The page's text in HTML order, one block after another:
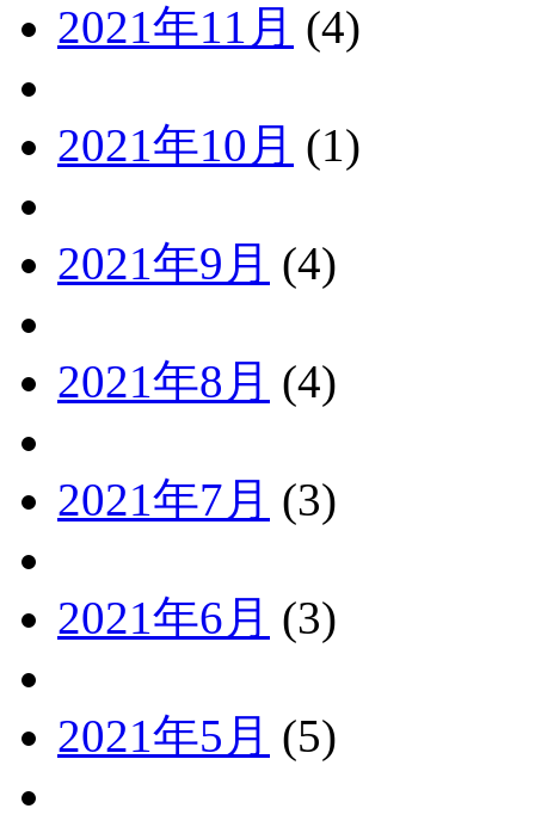
2021年11月 (4)
2021年10月 (1)
2021年9月 (4)
2021年8月 (4)
2021年7月 (3)
2021年6月 (3)
2021年5月 (5)